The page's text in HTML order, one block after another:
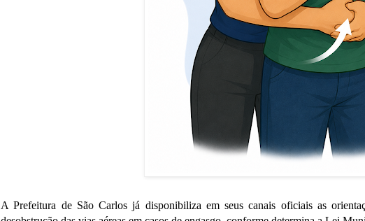
A Prefeitura de São Carlos já disponibiliza em seus canais oficiais as